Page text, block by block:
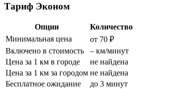
Тариф Эконом
Опции
Количество
Минимальная цена
от 70 ₽
Включено в стоимость
– км/минут
Цена за 1 км в городе
не найдена
Цена за 1 км за городом не найдена
Бесплатное ожидание
до 3 минут